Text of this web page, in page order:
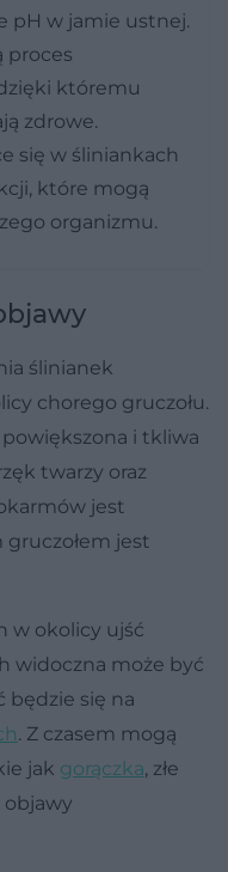
pH w jamie ustnej.
proces
któremu
zdrowe.
się w śliniankach
które mogą
organizmu.
ślinianek
chorego gruczołu.
i tkliwa
twarzy oraz
jest
jest
w okolicy ujść
widoczna może być
będzie się na
. Z czasem mogą
jak gorączka, złe
objawy